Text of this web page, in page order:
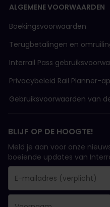
ALGEMENE VOORWAARDEN
Boekingsvoorwaarden
Terugbetalingen en
Interrail Pass
Privacybeleid Rail Planner-
Gebruiksvoorwaarden van
BLIJF OP DE HOOGTE!
Meld je aan voor onze
boeiende updates van